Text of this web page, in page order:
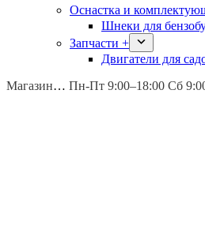
Оснастка и
Шнеки для
Запчасти +
Двигатели для
Магазины: Калуга ул. Московская
Пн-Пт 9:00–18:00 Сб